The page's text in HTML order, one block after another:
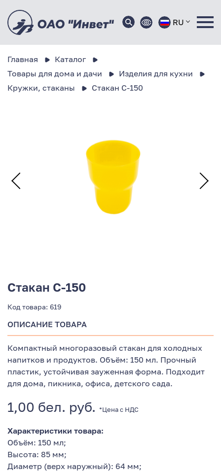
RU
Главная
Каталог
Товары для дома и дачи
Изделия для кухни
Кружки, стаканы
Стакан С-150
Стакан С-150
Код товара: 619
ОПИСАНИЕ ТОВАРА
Компактный многоразовый стакан для холодных
напитков и продуктов. Объём: 150 мл. Прочный
пластик, устойчивая зауженная форма. Подходит
для дома, пикника, офиса, детского сада.
1,00 бел. руб. *Цена с НДС
Характеристики товара:
Объём: 150 мл;
Высота: 85 мм;
Диаметр (верх наружный): 64 мм;